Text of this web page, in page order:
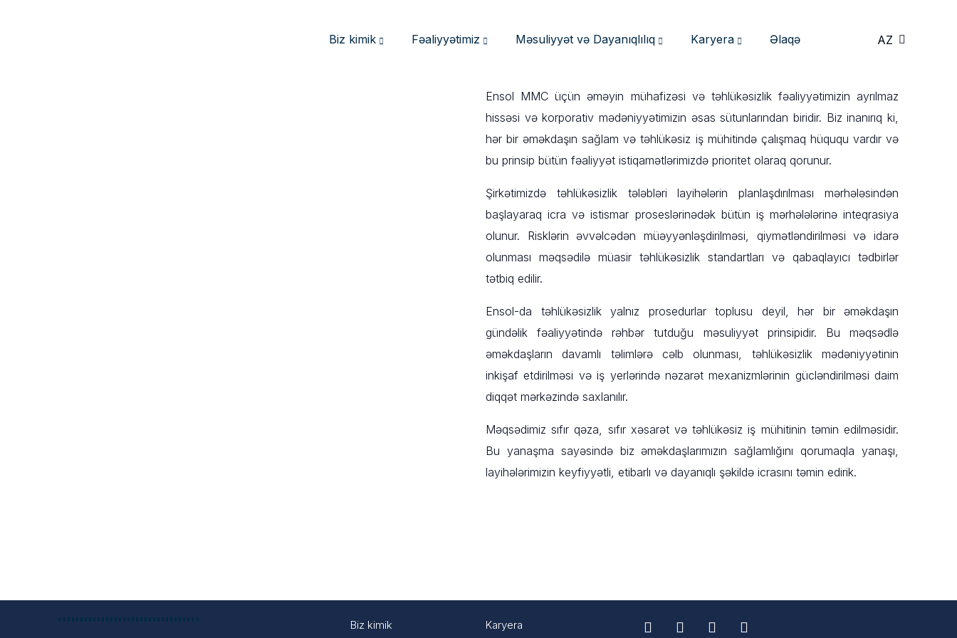
Biz kimik Fəaliyyətimiz Məsuliyyət və Dayanıqlılıq Karyera Əlaqə AZ
EN
Ensol MMC üçün əməyin mühafizəsi və təhlükəsizlik fəaliyyətimizin ayrılmaz
hissəsi və korporativ mədəniyyətimizin əsas sütunlarından biridir. Biz inanırıq ki,
hər bir əməkdaşın sağlam və təhlükəsiz iş mühitində çalışmaq hüququ vardır və
bu prinsip bütün fəaliyyət istiqamətlərimizdə prioritet olaraq qorunur.
Şirkətimizdə təhlükəsizlik tələbləri layihələrin planlaşdırılması mərhələsindən
başlayaraq icra və istismar proseslərinədək bütün iş mərhələlərinə inteqrasiya
olunur. Risklərin əvvəlcədən müəyyənləşdirilməsi, qiymətləndirilməsi və idarə
olunması məqsədilə müasir təhlükəsizlik standartları və qabaqlayıcı tədbirlər
tətbiq edilir.
Ensol-da təhlükəsizlik yalnız prosedurlar toplusu deyil, hər bir əməkdaşın
gündəlik fəaliyyətində rəhbər tutduğu məsuliyyət prinsipidir. Bu məqsədlə
əməkdaşların davamlı təlimlərə cəlb olunması, təhlükəsizlik mədəniyyətinin
inkişaf etdirilməsi və iş yerlərində nəzarət mexanizmlərinin gücləndirilməsi daim
diqqət mərkəzində saxlanılır.
Məqsədimiz sıfır qəza, sıfır xəsarət və təhlükəsiz iş mühitinin təmin edilməsidir.
Bu yanaşma sayəsində biz əməkdaşlarımızın sağlamlığını qorumaqla yanaşı,
layihələrimizin keyfiyyətli, etibarlı və dayanıqlı şəkildə icrasını təmin edirik.
Biz kimik Karyera